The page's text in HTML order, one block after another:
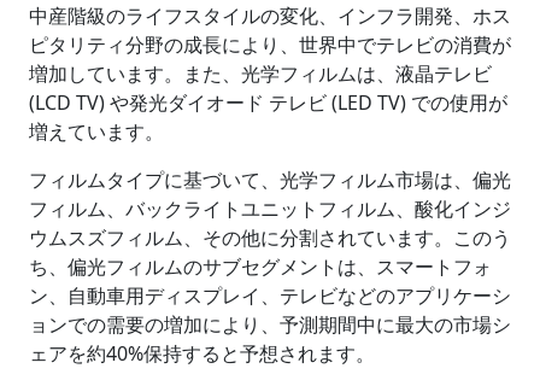
中産階級のライフスタイルの変化、インフラ開発、ホス
ピタリティ分野の成長により、世界中でテレビの消費が
増加しています。また、光学フィルムは、液晶テレビ
(LCD TV) や発光ダイオード テレビ (LED TV) での使用が
増えています。
フィルムタイプに基づいて、光学フィルム市場は、偏光
フィルム、バックライトユニットフィルム、酸化インジ
ウムスズフィルム、その他に分割されています。このう
ち、偏光フィルムのサブセグメントは、スマートフォ
ン、自動車用ディスプレイ、テレビなどのアプリケーシ
ョンでの需要の増加により、予測期間中に最大の市場シ
ェアを約40%保持すると予想されます。